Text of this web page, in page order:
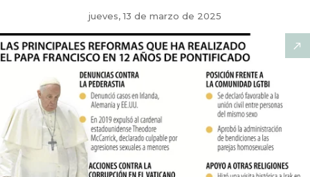
jueves, 13 de marzo de 2025